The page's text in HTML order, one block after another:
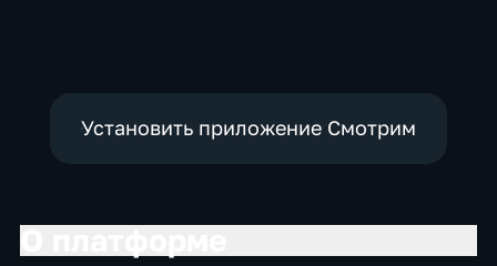
Установить приложение Смотрим